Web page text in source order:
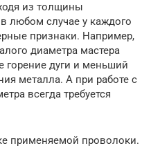
из толщины
любом случае у каждого
признаки. Например,
диаметра мастера
горение дуги и меньший
металла. А при работе с
всегда требуется
применяемой проволоки.